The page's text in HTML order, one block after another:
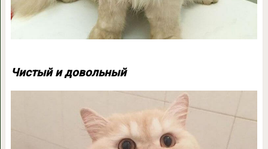
Чистый и довольный